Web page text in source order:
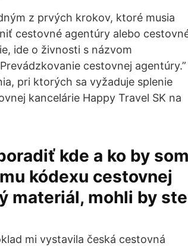
z prvých krokov, ktoré musia
cestovné agentúry alebo
ide o živnosti s názvom
cestovnej agentúry.”
pri ktorých sa vyžaduje splenie
kancelárie Happy Travel SK na
kde a ko by som
kódexu cestovnej
materiál, mohli by ste
mi vystavila česká cestovná